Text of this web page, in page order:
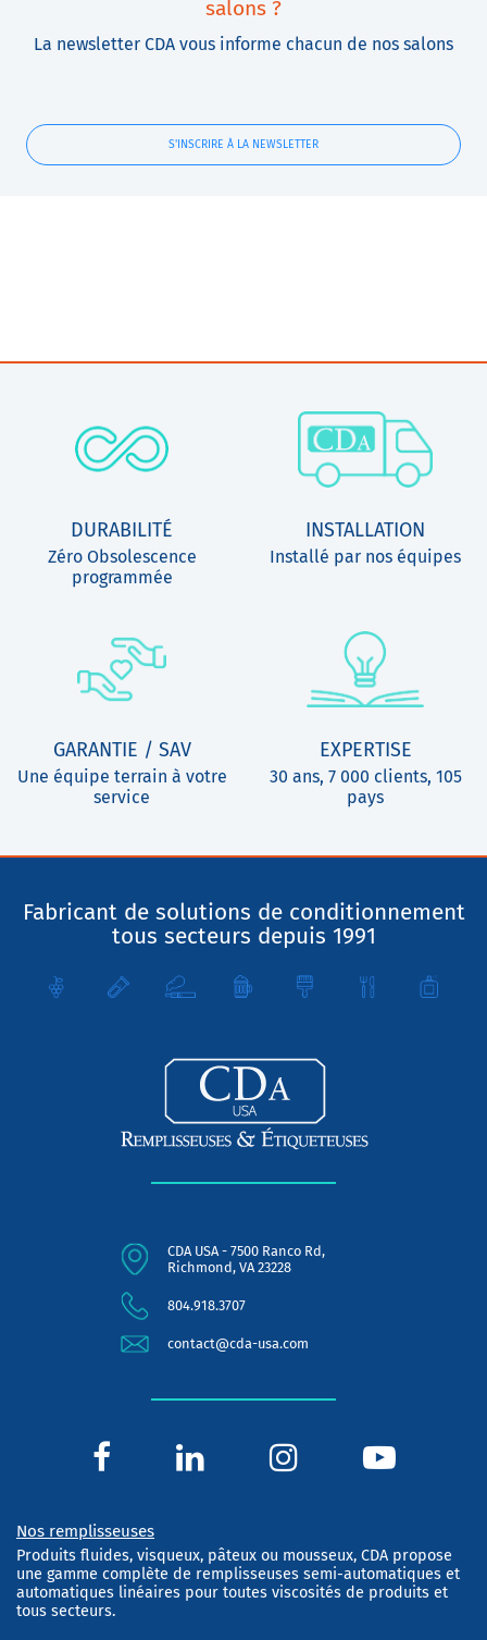
salons ?
La newsletter CDA vous informe chacun de nos salons
S'INSCRIRE À LA NEWSLETTER
DURABILITÉ
Zéro Obsolescence
programmée
INSTALLATION
Installé par nos équipes
GARANTIE / SAV
Une équipe terrain à votre
service
EXPERTISE
30 ans, 7 000 clients, 105
pays
Fabricant de solutions de conditionnement
tous secteurs depuis 1991
CDA USA - 7500 Ranco Rd,
Richmond, VA 23228
804.918.3707
contact@cda-usa.com
Nos remplisseuses
Produits fluides, visqueux, pâteux ou mousseux, CDA propose
une gamme complète de remplisseuses semi-automatiques et
automatiques linéaires pour toutes viscosités de produits et
tous secteurs.